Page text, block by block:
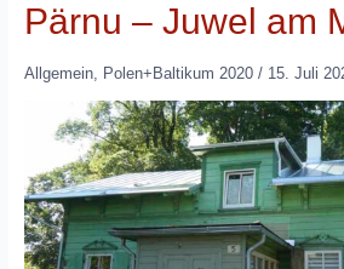
Pärnu – Juwel am
Allgemein, Polen+Baltikum 2020/ 15. Juli